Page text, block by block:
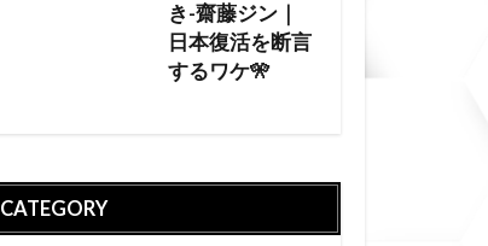
き-齋藤ジン｜
日本復活を断言
するワケ🎌
CATEGORY